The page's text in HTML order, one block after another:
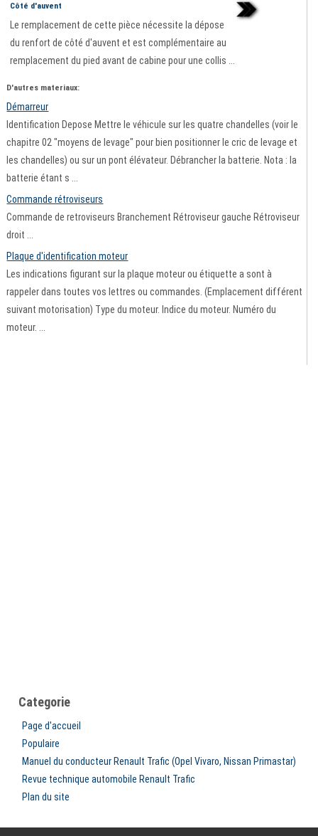
Côté d'auvent
Le remplacement de cette pièce nécessite la dépose
du renfort de côté d'auvent et est complémentaire au
remplacement du pied avant de cabine pour une collis ...
D'autres materiaux:
Démarreur
Identification Depose Mettre le véhicule sur les quatre chandelles (voir le
chapitre 02 "moyens de levage" pour bien positionner le cric de levage et
les chandelles) ou sur un pont élévateur. Débrancher la batterie. Nota : la
batterie étant s ...
Commande rétroviseurs
Commande de retroviseurs Branchement Rétroviseur gauche Rétroviseur
droit ...
Plaque d'identification moteur
Les indications figurant sur la plaque moteur ou étiquette a sont à
rappeler dans toutes vos lettres ou commandes. (Emplacement différent
suivant motorisation) Type du moteur. Indice du moteur. Numéro du
moteur. ...
Categorie
Page d'accueil
Populaire
Manuel du conducteur Renault Trafic (Opel Vivaro, Nissan Primastar)
Revue technique automobile Renault Trafic
Plan du site